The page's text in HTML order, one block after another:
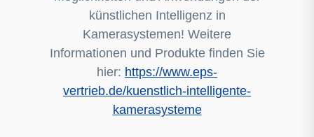
künstlichen Intelligenz in
Kamerasystemen! Weitere
Informationen und Produkte finden Sie
hier: https://www.eps-
vertrieb.de/kuenstlich-intelligente-
kamerasysteme